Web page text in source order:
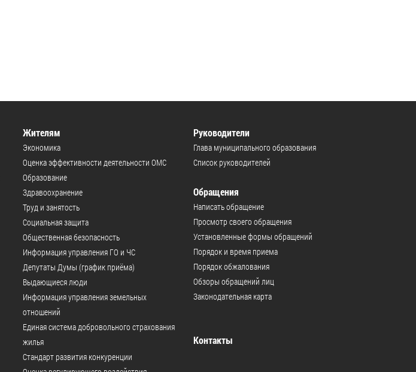
Жителям
Экономика
Оценка эффективности деятельности ОМС
Образование
Здравоохранение
Труд и занятость
Социальная защита
Общественная безопасность
Информация управления ГО и ЧС
Депутаты Думы (график приёма)
Выдающиеся люди
Информация управления земельных
отношений
Единая система добровольного страхования
жилья
Стандарт развития конкуренции
Руководители
Глава муниципального образования
Список руководителей
Обращения
Написать обращение
Просмотр своего обращения
Установленные формы обращений
Порядок и время приема
Порядок обжалования
Обзоры обращений лиц
Законодательная карта
Контакты